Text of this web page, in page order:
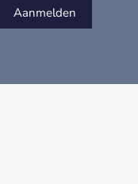
Aanmelden